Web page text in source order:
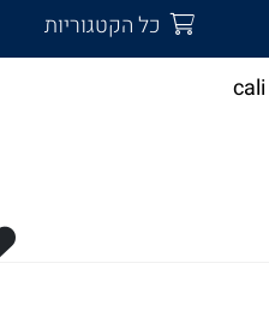
כל הקטגוריות